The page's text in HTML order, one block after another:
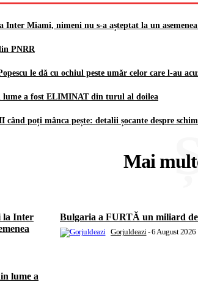
Inter Miami, nimeni nu s-a așteptat la un
PNRR
le dă cu ochiul peste umăr celor care l-au
a fost ELIMINAT din turul al doilea
poți mânca pește: detalii șocante despre
Mai
la Inter
Bulgaria a FURTĂ un miliard
Gorjuldeazi -6 August 2026
lume a